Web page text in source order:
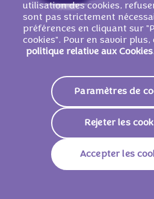
Glucides
Dont Sucres
Protéines
Sodium
16,7 g
Énergie
utilisation des cookies,
sont pas strictement
préférences en cliquant sur
cookies". Pour en savoir
politique relative aux
Paramètres de
Rejeter les
Accepter les